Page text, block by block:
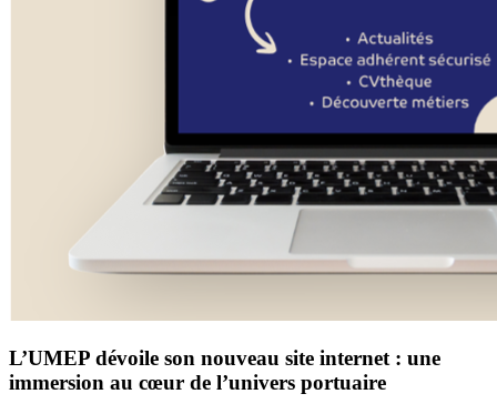
L’UMEP dévoile son nouveau site internet : une
immersion au cœur de l’univers portuaire